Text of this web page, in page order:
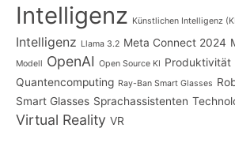
Intelligenz Künstlichen Intelligenz
Intelligenz Llama 3.2 Meta Connect 2024
Modell OpenAI Open Source KI Produktivität
Quantencomputing Ray-Ban Smart Glasses
Smart Glasses Sprachassistenten
Virtual Reality VR